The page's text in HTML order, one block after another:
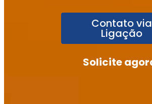
Contato via
Ligação
Solicite